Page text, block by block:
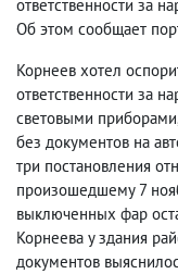
ответственности за
Об этом сообщает
Корнеев хотел
ответственности за
световыми приборами
без документов на
три постановления
произошедшему 7
выключенных фар
Корнеева у здания
документов